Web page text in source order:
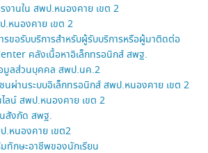
งานใน สพป.หนองคาย เขต 2
หนองคาย เขต 2
ขอรับบริการสำหรับผู้รับบริการหรือผู้มาติดต่อ
คลังเนื้อหาอิเล็กทรอนิกส์ สพฐ.
มูลส่วนบุคคล สพป.นค.2
ชนผ่านระบบอิเล็กทรอนิกส์ สพป.หนองคาย เขต 2
ลน์ สพป.หนองคาย เขต 2
นสังกัด สพฐ.
.หนองคาย เขต2
ทักษะอาชีพของนักเรียน